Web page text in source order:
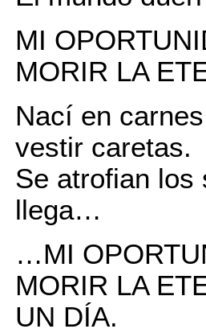
MI
MORIR LA
Nací en
vestir caretas.
Se atrofian los
llega…
…MI
MORIR LA
UN DÍA.